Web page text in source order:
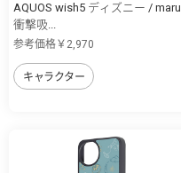
AQUOS wish5 ディズニー / maru
衝撃吸...
参考価格￥2,970
キャラクター